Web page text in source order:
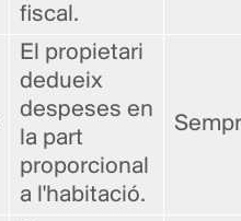
fiscal.
El propietari
dedueix
despeses en
la part
proporcional
a l'habitació.